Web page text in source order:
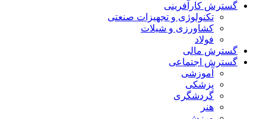
گسترش کارآفرینی
تکنولوژی و تجهیزات صنعتی
کشاورزی و شیلات
فولاد
گسترش مالی
گسترش اجتماعی
آموزشی
پزشکی
گردشگری
هنر